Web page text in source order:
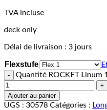
TVA incluse
deck only
Délai de livraison : 3 jours
Flexstufe
Quantité ROCKET Linum
Ajouter au panier
UGS : 30578 Catégories :